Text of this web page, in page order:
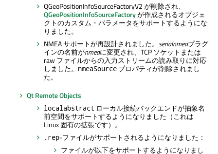
QGeoPositionInfoSourceFactoryV2 が削除され、
QGeoPositionInfoSourceFactoryが作成されるオブジェ
クトのカスタム・パラメータをサポートするようにな
りました。
NMEA サポートが再設計されました。 serialnmeaプラグ
インの名前がnmeaに変更され、TCP ソケットまたは
raw ファイルからの入力ストリームの読み取りに対応
しました。 nmeaSource プロパティが削除されまし
た。
Qt Remote Objects
localabstract ローカル接続バックエンドが抽象名
前空間をサポートするようになりました（これは
Linux 固有の拡張です）。
.rep-ファイルがサポートされるようになりました：
ファイルが以下をサポートするようになりまし